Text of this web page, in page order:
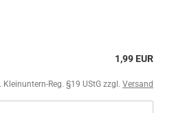
1,99 EUR
Reg. §19 UStG zzgl. Versand